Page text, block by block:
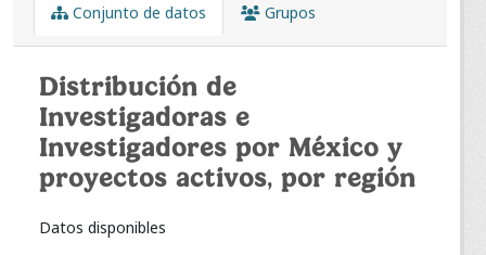
Conjunto de datos Grupos
Distribución de
Investigadoras e
Investigadores por México y
proyectos activos, por región
Datos disponibles